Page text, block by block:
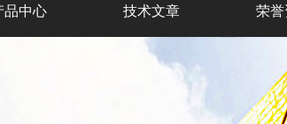
品中心 技术文章 荣